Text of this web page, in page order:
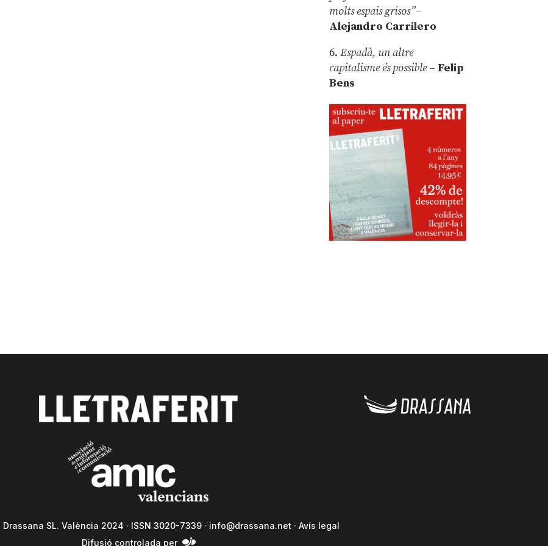
molts espais grisos”–
Alejandro Carrilero
6.Espadà, un altre
capitalisme és possible – Felip
Bens
SL. València 2024 · ISSN 3020-7339 · info@drassana.net · Avís legal
Difusió controlada per